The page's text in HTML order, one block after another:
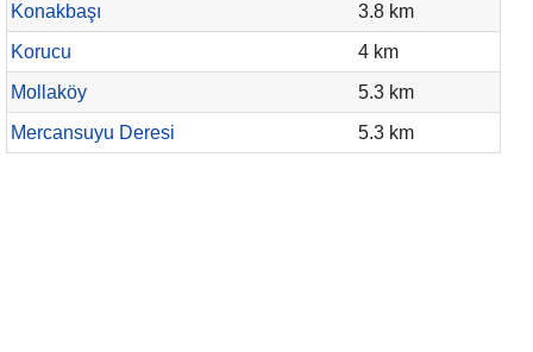
Konakbaşı
3.8 km
Korucu
4 km
Mollaköy
5.3 km
Mercansuyu Deresi
5.3 km